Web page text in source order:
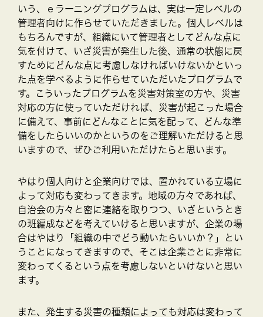
いう、ｅラーニングプログラムは、実は一定レベルの
管理者向けに作らせていただきました。個人レベルは
もちろんですが、組織にいて管理者としてどんな点に
気を付けて、いざ災害が発生した後、通常の状態に戻
すためにどんな点に考慮しなければいけないかといっ
た点を学べるように作らせていただいたプログラムで
す。こういったプログラムを災害対策室の方や、災害
対応の方に使っていただければ、災害が起こった場合
に備えて、事前にどんなことに気を配って、どんな準
備をしたらいいのかというのをご理解いただけると思
いますので、ぜひご利用いただけたらと思います。
やはり個人向けと企業向けでは、置かれている立場に
よって対応も変わってきます。地域の方々であれば、
自治会の方々と密に連絡を取りつつ、いざというとき
の班編成などを考えていけると思いますが、企業の場
合はやはり「組織の中でどう動いたらいいか？」とい
うことになってきますので、そこは企業ごとに非常に
変わってくるという点を考慮しないといけないと思い
ます。
また、発生する災害の種類によっても対応は変わって